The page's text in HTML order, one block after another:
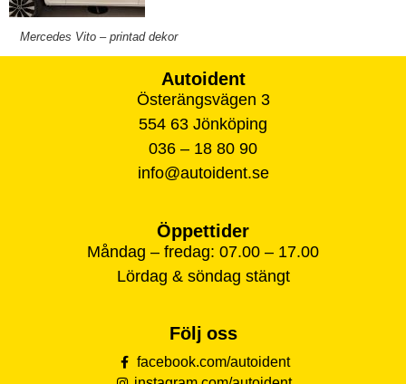
Mercedes Vito – printad dekor
Autoident
Österängsvägen 3
554 63 Jönköping
036 – 18 80 90
info@autoident.se
Öppettider
Måndag – fredag: 07.00 – 17.00
Lördag & söndag stängt
Följ oss
facebook.com/autoident